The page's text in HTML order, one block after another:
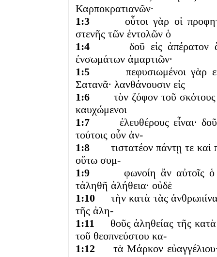
Καρποκρατιανῶν·
1:3 οὗτοι γὰρ οἱ
στενῆς τῶν ἐντολῶν ὁ
1:4 δοῦ εἰς ἀπέρατον
ἐνσωμάτων ἁμαρτιῶν·
1:5 πεφυσιωμένοι γὰρ εἰς
Σατανᾶ· λανθάνουσιν εἰς
1:6 τὸν ζόφον τοῦ σκότους
καυχώμενοι
1:7 ἐλευθέρους εἶναι·
τούτοις οὖν ἀν-
1:8 τιστατέον πάντῃ τε καὶ
οὕτω συμ-
1:9 φωνοίη ἂν αὐτοῖς ὁ
τἀληθῆ ἀλήθεια· οὐδὲ
1:10 τὴν κατὰ τὰς
τῆς ἀλη-
1:11
θοῦς ἀληθείας τῆς κατὰ
τοῦ θεοπνεύστου κα-
1:12 τὰ Μάρκον εὐαγγέλιου·